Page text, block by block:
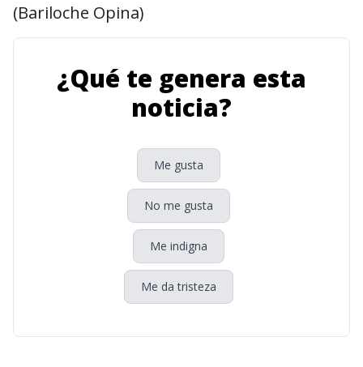
(Bariloche Opina)
¿Qué te genera esta
noticia?
Me gusta
No me gusta
Me indigna
Me da tristeza